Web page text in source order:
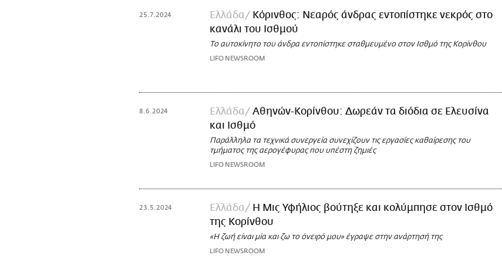
25.7.2024 Ελλάδα
Κόρινθος: Νεαρός άνδρας εντοπίστηκε νεκρός στο
κανάλι του Ισθμού
Το αυτοκίνητο του άνδρα εντοπίστηκε σταθμευμένο στον Ισθμό της Κορίνθου
LIFO NEWSROOM
8.6.2024 Ελλάδα
Αθηνών-Κορίνθου: Δωρεάν τα διόδια σε Ελευσίνα
και Ισθμό
Παράλληλα τα τεχνικά συνεργεία συνεχίζουν τις εργασίες καθαίρεσης του
τμήματος της αερογέφυρας που υπέστη ζημιές
LIFO NEWSROOM
23.5.2024 Ελλάδα
Η Μις Υφήλιος βούτηξε και κολύμπησε στον Ισθμό
της Κορίνθου
«Η ζωή είναι μία και ζω το όνειρό μου» έγραψε στην ανάρτησή της
LIFO NEWSROOM